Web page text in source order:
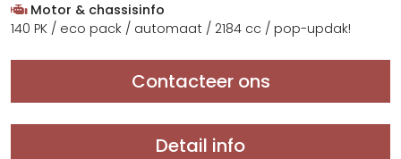
Motor & chassisinfo
140 PK / eco pack / automaat / 2184 cc / pop-updak!
Contacteer ons
Detail info